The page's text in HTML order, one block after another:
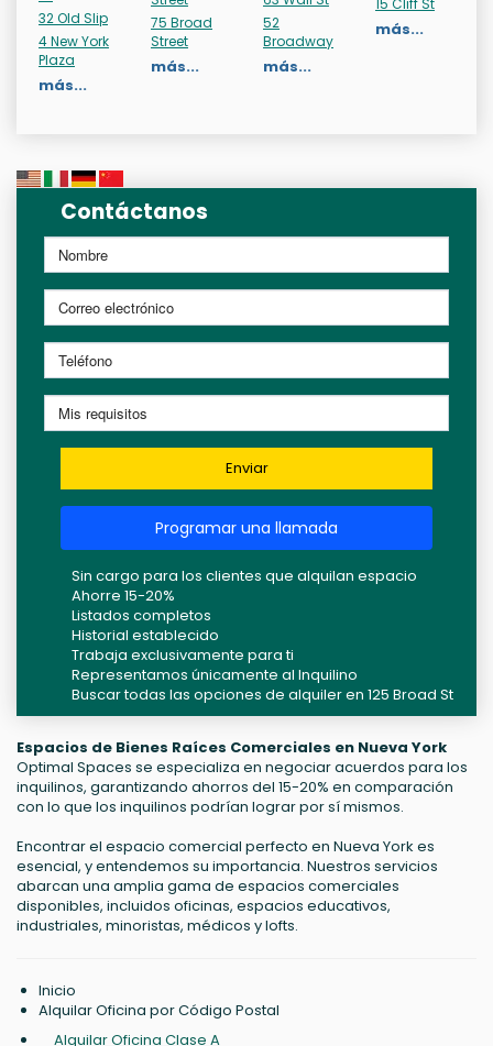
32 Old Slip
4 New York
Plaza
más...
75 Broad
Street
más...
52
Broadway
más...
15 Cliff St
más...
Contáctanos
Enviar
Programar una llamada
Sin cargo para los clientes que alquilan espacio
Ahorre 15-20%
Listados completos
Historial establecido
Trabaja exclusivamente para ti
Representamos únicamente al Inquilino
Buscar todas las opciones de alquiler en 125 Broad St
Espacios de Bienes Raíces Comerciales en Nueva York
Optimal Spaces se especializa en negociar acuerdos para los
inquilinos, garantizando ahorros del 15-20% en comparación
con lo que los inquilinos podrían lograr por sí mismos.
Encontrar el espacio comercial perfecto en Nueva York es
esencial, y entendemos su importancia. Nuestros servicios
abarcan una amplia gama de espacios comerciales
disponibles, incluidos oficinas, espacios educativos,
industriales, minoristas, médicos y lofts.
Inicio
Alquilar Oficina por Código Postal
Alquilar Oficina Clase A